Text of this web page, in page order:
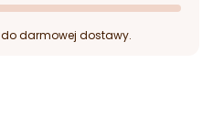
do darmowej dostawy.